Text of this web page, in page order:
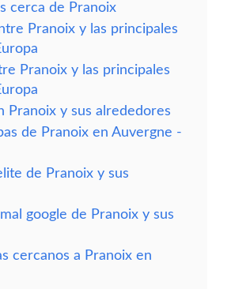
cerca de Pranoix
Pranoix y las principales
Pranoix y las principales
Pranoix y sus alrededores
de Pranoix en Auvergne -
de Pranoix y sus
google de Pranoix y sus
cercanos a Pranoix en